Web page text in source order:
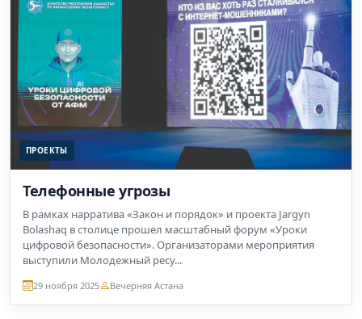
ПРОЕКТЫ
Телефонные угрозы
В рамках нарратива «Закон и порядок» и проекта Jargyn
Bolashaq в столице прошел масштабный форум «Уроки
цифровой безопасности». Организаторами мероприятия
выступили Молодежный ресу...
29 ноября 2025 Вечерняя Астана